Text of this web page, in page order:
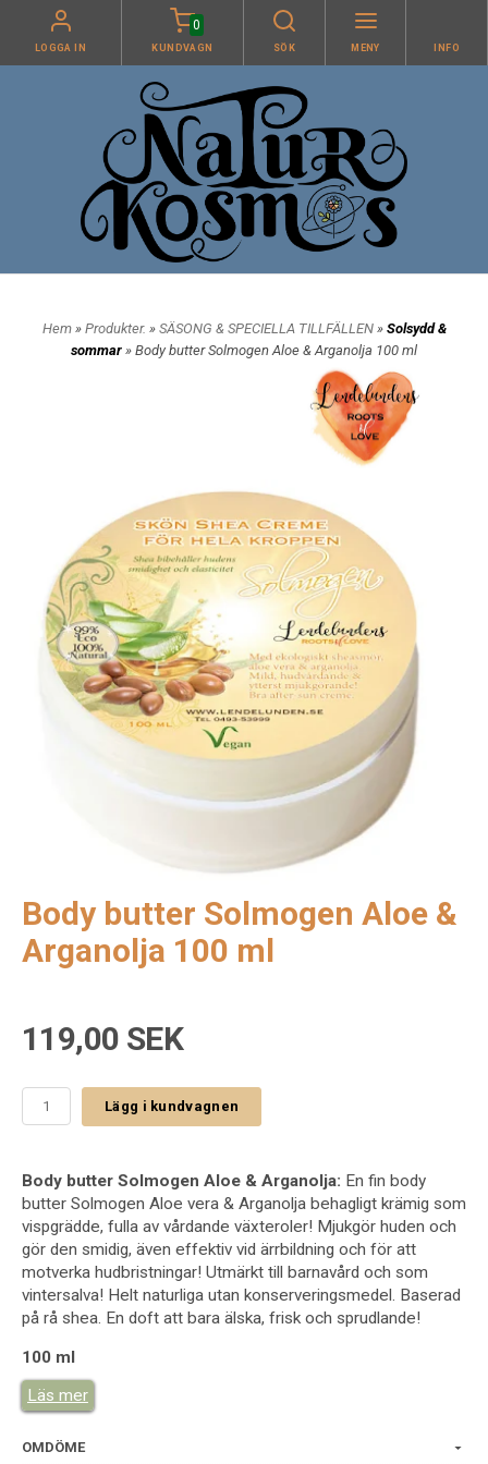
LOGGA IN
0
KUNDVAGN SÖK MENY INFO
Hem» Produkter. » SÄSONG & SPECIELLA TILLFÄLLEN » Solsydd &
sommar » Body butter Solmogen Aloe & Arganolja 100 ml
Body butter Solmogen Aloe &
Arganolja 100 ml
119,00 SEK
Lägg i kundvagnen
Body butter Solmogen Aloe & Arganolja: En fin body
butter Solmogen Aloe vera & Arganolja behagligt krämig som
vispgrädde, fulla av vårdande växteroler! Mjukgör huden och
gör den smidig, även effektiv vid ärrbildning och för att
motverka hudbristningar! Utmärkt till barnavård och som
vintersalva! Helt naturliga utan konserveringsmedel. Baserad
på rå shea. En doft att bara älska, frisk och sprudlande!
100 ml
Innehåll: Aloe och Arganolja
even effective on scarring and to prevent
Läs mer
OMDÖME